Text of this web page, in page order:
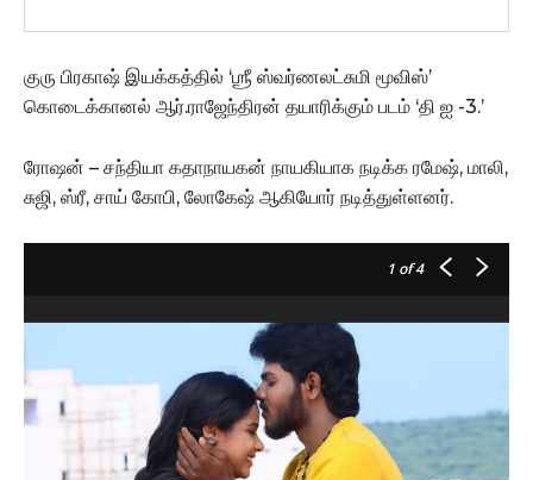
குரு பிரகாஷ் இயக்கத்தில் ‘ஶ்ரீ ஸ்வர்ணலட்சுமி மூவிஸ்’
கொடைக்கானல் ஆர்.ராஜேந்திரன் தயாரிக்கும் படம் ‘தி ஐ -3.’
ரோஷன் – சந்தியா கதாநாயகன் நாயகியாக நடிக்க ரமேஷ், மாலி,
சுஜி, ஸ்ரீ, சாய் கோபி, லோகேஷ் ஆகியோர் நடித்துள்ளனர்.
1 of 4